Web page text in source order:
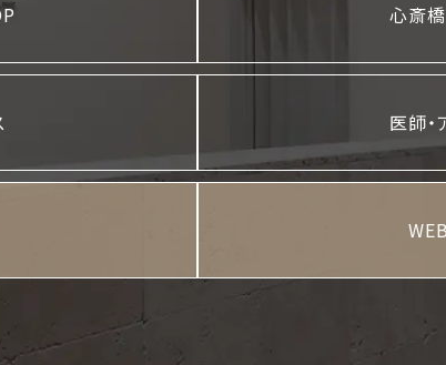
心斎
医師・